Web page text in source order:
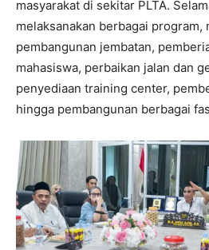
masyarakat di sekitar PLTA.
melaksanakan berbagai program,
pembangunan jembatan,
mahasiswa, perbaikan jalan dan
penyediaan training center,
hingga pembangunan berbagai